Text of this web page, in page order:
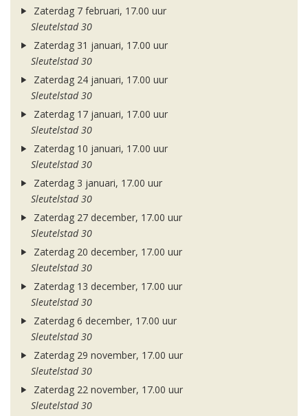
Zaterdag 7 februari, 17.00 uur
Sleutelstad 30
Zaterdag 31 januari, 17.00 uur
Sleutelstad 30
Zaterdag 24 januari, 17.00 uur
Sleutelstad 30
Zaterdag 17 januari, 17.00 uur
Sleutelstad 30
Zaterdag 10 januari, 17.00 uur
Sleutelstad 30
Zaterdag 3 januari, 17.00 uur
Sleutelstad 30
Zaterdag 27 december, 17.00 uur
Sleutelstad 30
Zaterdag 20 december, 17.00 uur
Sleutelstad 30
Zaterdag 13 december, 17.00 uur
Sleutelstad 30
Zaterdag 6 december, 17.00 uur
Sleutelstad 30
Zaterdag 29 november, 17.00 uur
Sleutelstad 30
Zaterdag 22 november, 17.00 uur
Sleutelstad 30